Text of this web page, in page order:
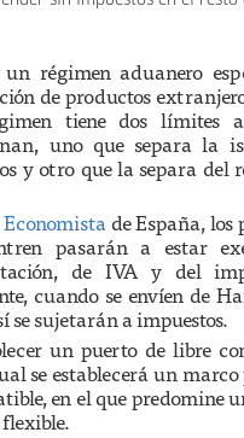
régimen aduanero
de productos
tiene dos límites
uno que separa la
y otro que la separa del
de España, los
pasarán a estar
de IVA y del
cuando se envíen de
sujetarán a impuestos.
un puerto de libre
se establecerá un
en el que predomine